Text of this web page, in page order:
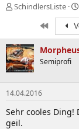
E
e
l
l
r
SchindlersListe
Erste
Semiprofi
14.04.2016
Sehr cooles Ding!
geil.